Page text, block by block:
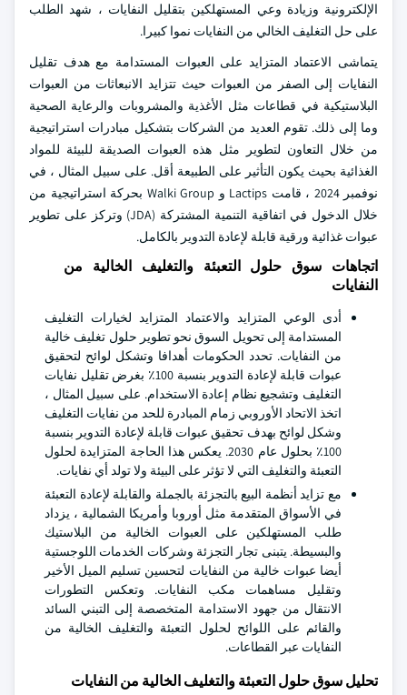
الإلكترونية وزيادة وعي المستهلكين بتقليل النفايات ، شهد الطلب
على حل التغليف الخالي من النفايات نموا كبيرا.
يتماشى الاعتماد المتزايد على العبوات المستدامة مع هدف تقليل
النفايات إلى الصفر من العبوات حيث تتزايد الانبعاثات من العبوات
البلاستيكية في قطاعات مثل الأغذية والمشروبات والرعاية الصحية
وما إلى ذلك. تقوم العديد من الشركات بتشكيل مبادرات استراتيجية
من خلال التعاون لتطوير مثل هذه العبوات الصديقة للبيئة للمواد
الغذائية بحيث يكون التأثير على الطبيعة أقل. على سبيل المثال ، في
نوفمبر 2024 ، قامت Lactips و Walki Group بحركة استراتيجية من
خلال الدخول في اتفاقية التنمية المشتركة (JDA) وتركز على تطوير
عبوات غذائية ورقية قابلة لإعادة التدوير بالكامل.
اتجاهات سوق حلول التعبئة والتغليف الخالية من
النفايات
أدى الوعي المتزايد والاعتماد المتزايد لخيارات التغليف
المستدامة إلى تحويل السوق نحو تطوير حلول تغليف خالية
من النفايات. تحدد الحكومات أهدافا وتشكل لوائح لتحقيق
عبوات قابلة لإعادة التدوير بنسبة 100٪ بغرض تقليل نفايات
التغليف وتشجيع نظام إعادة الاستخدام. على سبيل المثال ،
اتخذ الاتحاد الأوروبي زمام المبادرة للحد من نفايات التغليف
وشكل لوائح بهدف تحقيق عبوات قابلة لإعادة التدوير بنسبة
100٪ بحلول عام 2030. يعكس هذا الحاجة المتزايدة لحلول
التعبئة والتغليف التي لا تؤثر على البيئة ولا تولد أي نفايات.
مع تزايد أنظمة البيع بالتجزئة بالجملة والقابلة لإعادة التعبئة
في الأسواق المتقدمة مثل أوروبا وأمريكا الشمالية ، يزداد
طلب المستهلكين على العبوات الخالية من البلاستيك
والبسيطة. يتبنى تجار التجزئة وشركات الخدمات اللوجستية
أيضا عبوات خالية من النفايات لتحسين تسليم الميل الأخير
وتقليل مساهمات مكب النفايات. وتعكس التطورات
الانتقال من جهود الاستدامة المتخصصة إلى التبني السائد
والقائم على اللوائح لحلول التعبئة والتغليف الخالية من
النفايات عبر القطاعات.
تحليل سوق حلول التعبئة والتغليف الخالية من النفايات